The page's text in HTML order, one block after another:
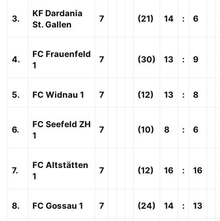
3.
KF Dardania
St. Gallen
7 (21) 14 : 6
4.
FC Frauenfeld
1
7 (30) 13 : 9
5. FC Widnau 1 7 (12) 13 : 8
6.
FC Seefeld ZH
1
7 (10) 8 : 6
7.
FC Altstätten
1
7 (12) 16 : 16
8. FC Gossau 1 7 (24) 14 : 13